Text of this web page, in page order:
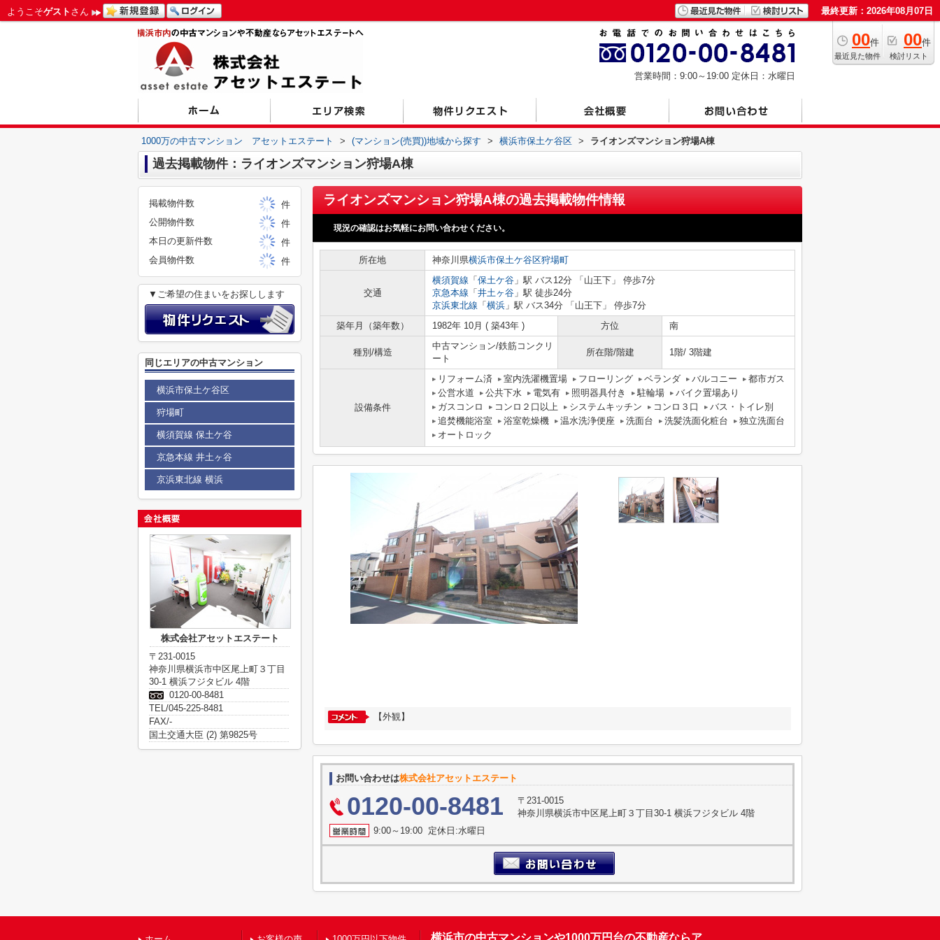
ようこそゲスト さん 最終更新：2026年08月07日
00件
最近見た物件
00件
検討リスト
営業時間：9:00～19:00 定休日：水曜日
1000万の中古マンション アセットエステート > (マンション(売買))地域から探す > 横浜市保土ケ谷区 > ライオンズマンション狩場A棟
過去掲載物件：ライオンズマンション狩場A棟
ライオンズマンション狩場A棟の過去掲載物件情報
現況の確認はお気軽にお問い合わせください。
所在地 神奈川県横浜市保土ケ谷区狩場町
交通
横須賀線 「 保土ケ谷 」駅 バス12分 「山王下」 停歩7分
京急本線 「 井土ヶ谷 」駅 徒歩24分
京浜東北線 「 横浜 」駅 バス34分 「山王下」 停歩7分
築年月（築年数）
1982年 10月 ( 築43年 ) 方位 南
種別/構造
中古マンション/鉄筋コンクリ
ート
所在階/階建 1階/ 3階建
設備条件
リフォーム済 室内洗濯機置場 フローリング ベランダ バルコニー
都市ガス
公営水道
公共下水 電気有 照明器具付き 駐輪場
バイク置場あり
ガスコンロ
コンロ２口以上 システムキッチン コンロ３口
バス・トイレ別
追焚機能浴室
浴室乾燥機 温水洗浄便座 洗面台 洗髪洗面化粧台
独立洗面台
オートロック
【外観】
お問い合わせは株式会社アセットエステート
0120-00-8481
〒231-0015
神奈川県横浜市中区尾上町３丁目30-1 横浜フジタビル 4階
9:00～19:00 定休日:水曜日
掲載物件数
件
公開物件数
件
本日の更新件数
件
会員物件数
件
▼ご希望の住まいをお探しします
同じエリアの中古マンション
横浜市保土ケ谷区
狩場町
横須賀線 保土ケ谷
京急本線 井土ヶ谷
京浜東北線 横浜
株式会社アセットエステート
〒231-0015
神奈川県横浜市中区尾上町３丁目
30-1 横浜フジタビル 4階
0120-00-8481
TEL/045-225-8481
FAX/-
国土交通大臣 (2) 第9825号
横浜市の中古マンションや1000万円台の不動産ならア